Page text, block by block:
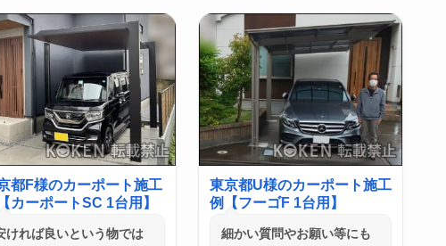
都F様のカーポート施工
カーポートSC 1台用】
ければ良いという物では
東京都U様のカーポート施工
例【フーゴF 1台用】
細かい質問やお願い等にも